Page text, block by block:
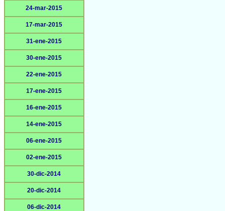
24-mar-2015
17-mar-2015
31-ene-2015
30-ene-2015
22-ene-2015
17-ene-2015
16-ene-2015
14-ene-2015
06-ene-2015
02-ene-2015
30-dic-2014
20-dic-2014
06-dic-2014